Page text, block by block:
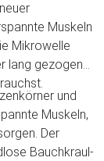
Muskeln
Mikrowelle
lang gezogene
und
Muskeln,
Der
Bauchkraul-